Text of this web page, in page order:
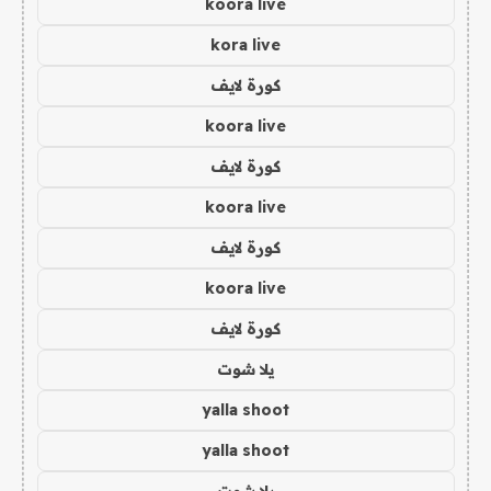
kora live
كورة لايف
koora live
كورة لايف
koora live
كورة لايف
koora live
كورة لايف
يلا شوت
yalla shoot
yalla shoot